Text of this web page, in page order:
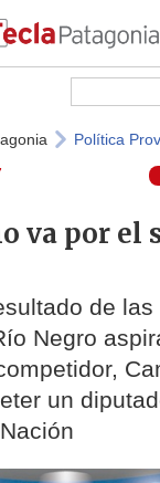
Política
va por el
de las
Negro
un